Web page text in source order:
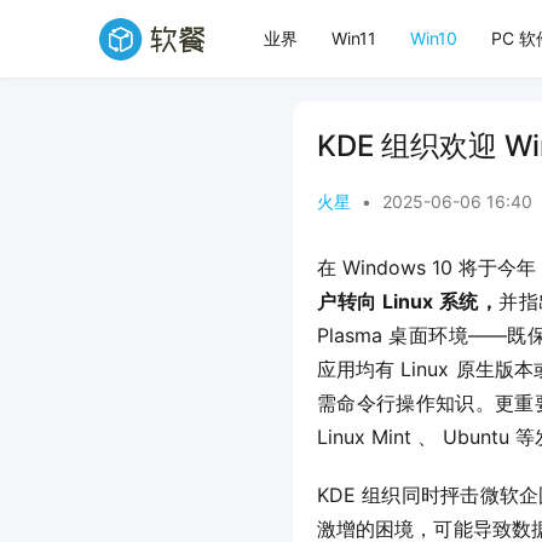
业界 Win11 Win10 PC 软
KDE 组织欢迎
火星 • 2025-06-06 16:40
在 Windows 10 将于今年
户转向 Linux 系统，并
Plasma 桌面环境——既
应用均有 Linux 原生版
需命令行操作知识。更
Linux Mint 、 Ubuntu 等
KDE 组织同时抨击微软
激增的困境，可能导致数